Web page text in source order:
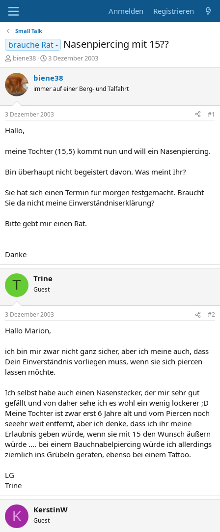
Anmelden Registrieren
Small Talk
brauche Rat - Nasenpiercing mit 15??
E
r
s
t
e
l
e
r
biene38
E
r
s
e
l
t
3 Dezember 2003
biene38
immer auf einer Berg- und Talfahrt
3 Dezember 2003 #1
Hallo,
meine Tochter (15,5) kommt nun und will ein Nasenpiercing.
Bin überhaupt nicht begeistert davon. Was meint Ihr?
Sie hat sich einen Termin für morgen festgemacht. Braucht
Sie da nicht meine Einverständniserklärung?
Bitte gebt mir einen Rat.
Danke
T Trine
Guest
3 Dezember 2003 #2
Hallo Marion,
ich bin mir zwar nicht ganz sicher, aber ich meine auch, dass
Dein Einverständnis vorliegen muss, wenn sie sich piercen
lassen möchte.
Ich selbst habe auch einen Nasenstecker, der mir sehr gut
gefällt und von daher sehe ich es wohl ein wenig lockerer ;D
Meine Tochter ist zwar erst 6 Jahre alt und vom Piercen noch
seeehr weit entfernt, aber ich denke, dass ich ihr meine
Erlaubnis geben würde, wenn sie mit 15 den Wunsch äußern
würde .... bei einem Bauchnabelpiercing würde ich allerdings
ziemlich ins Grübeln geraten, ebenso bei einem Tattoo.
LG
Trine
K KerstinW
Guest